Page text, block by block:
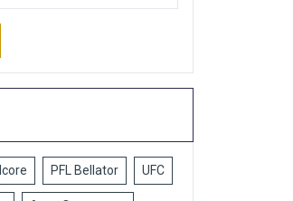
PFL Bellator UFC